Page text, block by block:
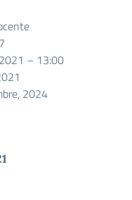
– 13:00
2024